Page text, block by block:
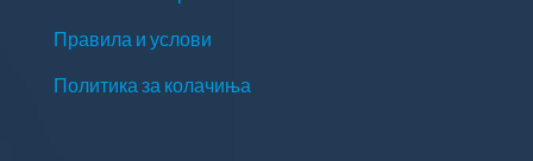
Правила и услови
Политика за колачиња